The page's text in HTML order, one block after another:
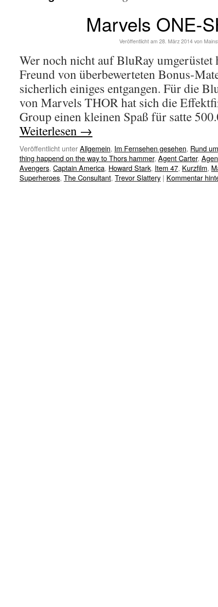
Marvels ONE-
Veröffentlicht am 28. März 2014 von
Wer noch nicht auf BluRay umgerüstet
Freund von überbewerteten Bonus-
sicherlich einiges entgangen. Für die
von Marvels THOR hat sich die
Group einen kleinen Spaß für satte
Weiterlesen →
Veröffentlicht unterAllgemein, Im Fernsehen gesehen, Rund
thing happend on the way to Thors hammer, Agent Carter,
Avengers, Captain America, Howard Stark, Item 47, Kurzfilm,
Superheroes, The Consultant, Trevor Slattery | Kommentar